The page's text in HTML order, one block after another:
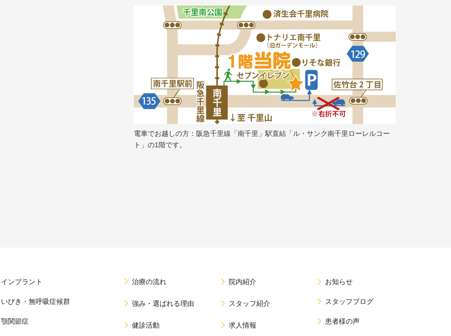
電車でお越しの方：阪急千里線「南千里」駅直結「ル・サンク南千里ローレルコー
ト」の1階です。
インプラント
いびき・無呼吸症候群
顎関節症
治療の流れ
強み・選ばれる理由
健診活動
院内紹介
スタッフ紹介
求人情報
お知らせ
スタッフブログ
患者様の声